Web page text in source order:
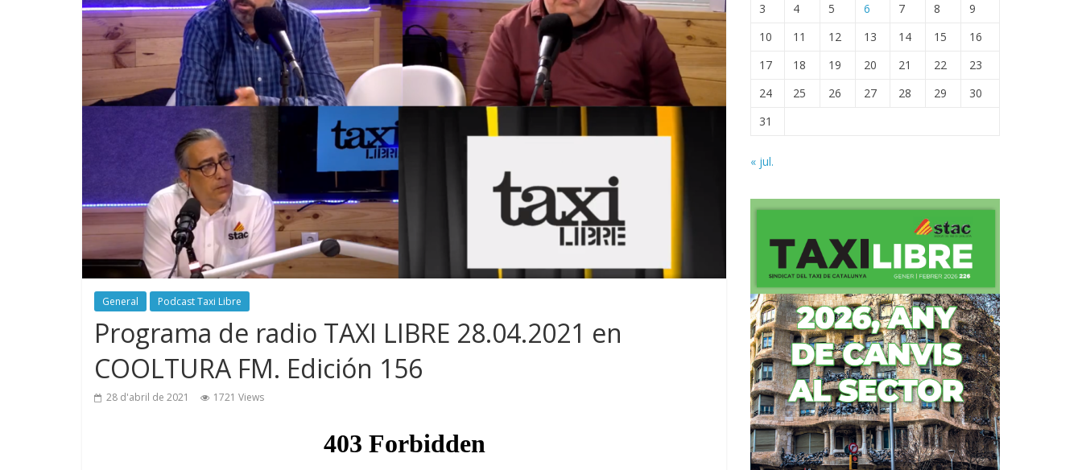
General Podcast Taxi Libre
Programa de radio TAXI LIBRE 28.04.2021 en
COOLTURA FM. Edición 156
28 d'abril de 2021 1721 Views
3
4 5 6 7 8
9
10
11 12 13 14 15
16
17
18 19 20 21 22
23
24
25 26 27 28 29
30
31
« jul.